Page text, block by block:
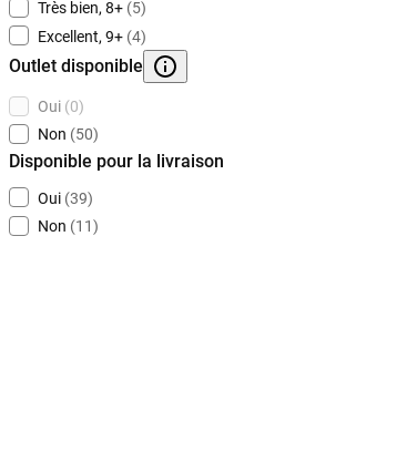
Très bien, 8+ (5)
Excellent, 9+ (4)
Outlet disponible
Oui (0)
Non (50)
Disponible pour la livraison
Oui (39)
Non (11)